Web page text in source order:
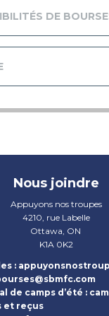
DE
Nous joindre
Appuyons nos troupes
4210, rue Labelle
Ottawa, ON
K1A 0K2
:
de camps d’été :
et reçus​